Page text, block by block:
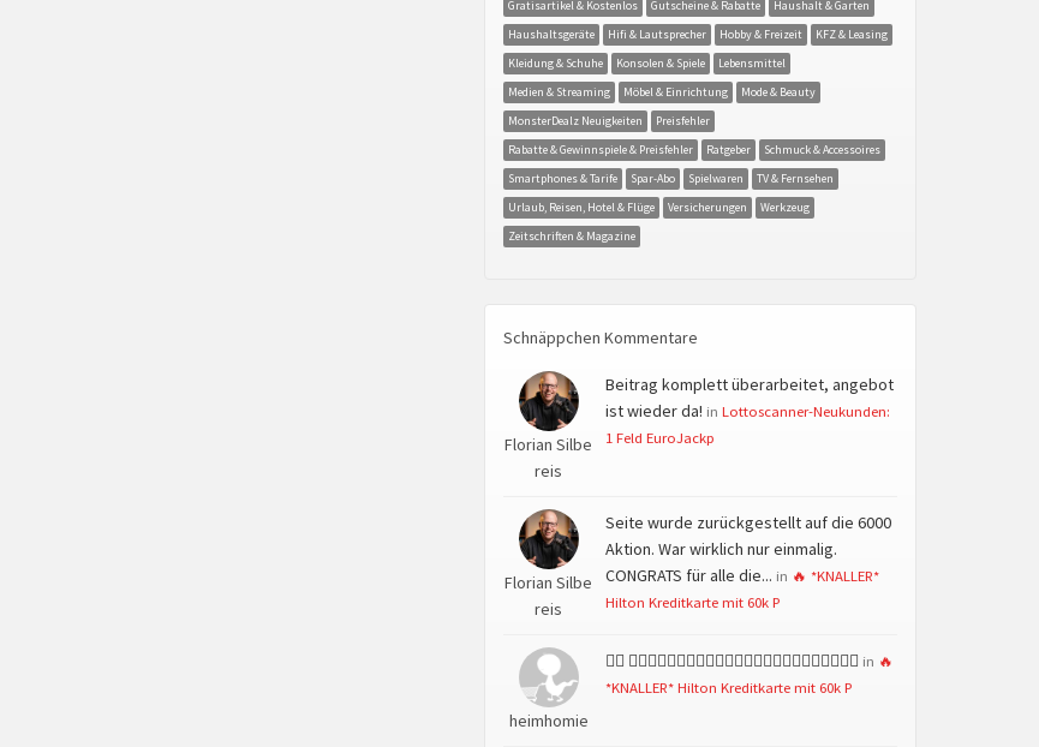
Gratisartikel & Kostenlos
Gutscheine & Rabatte
Haushalt & Garten
Haushaltsgeräte
Hifi & Lautsprecher Hobby & Freizeit
KFZ & Leasing
Kleidung & Schuhe
Konsolen & Spiele
Lebensmittel
Medien & Streaming
Möbel & Einrichtung
Mode & Beauty
MonsterDealz Neuigkeiten
Preisfehler
Rabatte & Gewinnspiele & Preisfehler
Ratgeber
Schmuck & Accessoires
Smartphones & Tarife
Spar-Abo Spielwaren
TV & Fernsehen
Urlaub, Reisen, Hotel & Flüge
Versicherungen
Werkzeug
Zeitschriften & Magazine
Schnäppchen Kommentare
Florian Silbe
reis
Beitrag komplett überarbeitet, angebot
ist wieder da! in Lottoscanner-Neukunden:
1 Feld EuroJackp
Florian Silbe
reis
Seite wurde zurückgestellt auf die 6000
Aktion. War wirklich nur einmalig.
CONGRATS für alle die... in 🔥 *KNALLER*
Hilton Kreditkarte mit 60k P
heimhomie
👍🏻 👍🏻👍🏻👍🏻👍🏻👍🏻👍🏻👍🏻👍🏻👍🏻👍🏻👍🏻👍🏻 in 🔥
*KNALLER* Hilton Kreditkarte mit 60k P